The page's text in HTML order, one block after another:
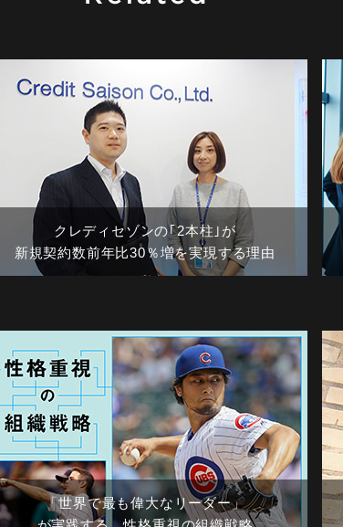
クレディセゾンの｢2本柱｣が
新規契約数前年比30％増を実現する理由
「世界で最も偉大なリーダー」